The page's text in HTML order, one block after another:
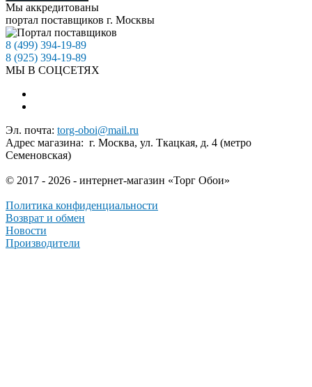
Мы аккредитованы
портал поставщиков г. Москвы
8 (499) 394-19-89
8 (925) 394-19-89
МЫ В СОЦСЕТЯХ
Эл. почта: torg-oboi@mail.ru
Адрес магазина: г. Москва, ул. Ткацкая, д. 4 (метро
Семеновская)
© 2017 - 2026 - интернет-магазин «Торг Обои»
Политика конфиденциальности
Возврат и обмен
Новости
Производители